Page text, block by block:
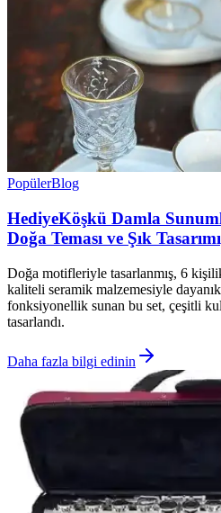
PopülerBlog
HediyeKöşkü Damla
Doğa Teması ve Şık
Doğa motifleriyle tasarlanmış, 6
kaliteli seramik malzemesiyle
fonksiyonellik sunan bu set, çeşitli
tasarlandı.
Daha fazla bilgi edinin